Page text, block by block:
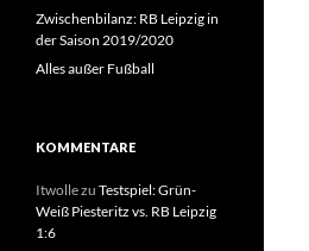
Zwischenbilanz: RB Leipzig in
der Saison 2019/2020
Alles außer Fußball
KOMMENTARE
Itwollezu Testspiel: Grün-
Weiß Piesteritz vs. RB Leipzig
1:6